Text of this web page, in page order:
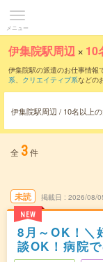
メニュー
伊集院駅周辺 × 10
伊集院駅の派遣のお仕事情報
系、 クリエイティブ系などの
伊集院駅周辺 / 10名以上
全 3件
未読
NEW
掲載日 2026/08/
8月～OK！＼
談OK！病院